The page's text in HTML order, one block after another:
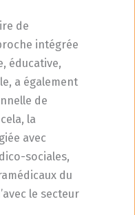
de
intégrée
éducative,
a également
de
la
avec
sociales,
du
le secteur